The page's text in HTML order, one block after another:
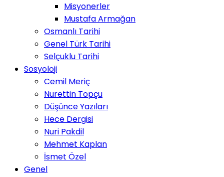
Misyonerler
Mustafa Armağan
Osmanlı Tarihi
Genel Türk Tarihi
Selçuklu Tarihi
Sosyoloji
Cemil Meriç
Nurettin Topçu
Düşünce Yazıları
Hece Dergisi
Nuri Pakdil
Mehmet Kaplan
İsmet Özel
Genel